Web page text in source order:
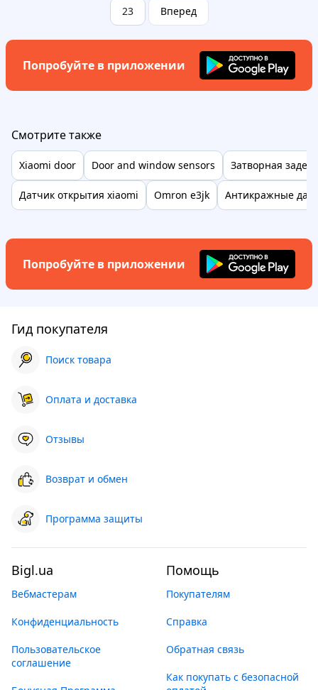
23 Вперед
Попробуйте в приложении
Смотрите также
Xiaomi door Door and window sensors Затворная
Датчик открытия xiaomi Omron e3jk Антикражные
Попробуйте в приложении
Гид покупателя
Поиск товара
Оплата и доставка
Отзывы
Возврат и обмен
Программа защиты
Bigl.ua
Вебмастерам
Конфиденциальность
Пользовательское
соглашение
Помощь
Покупателям
Справка
Обратная связь
Как покупать с безопасной